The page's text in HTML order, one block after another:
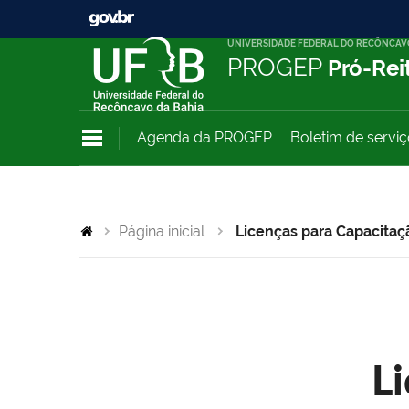
UNIVERSIDADE FEDERAL DO
PROGEP Pró-
Agenda da PROGEP Boletim de
Página inicial Licenças para